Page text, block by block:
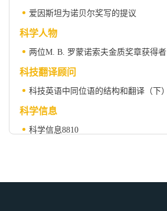
爱因斯坦为诺贝尔奖写的提议
科学人物
两位M. B. 罗蒙诺索夫金质奖章获得者
科技翻译顾问
科技英语中同位语的结构和翻译（下）
科学信息
科学信息8810